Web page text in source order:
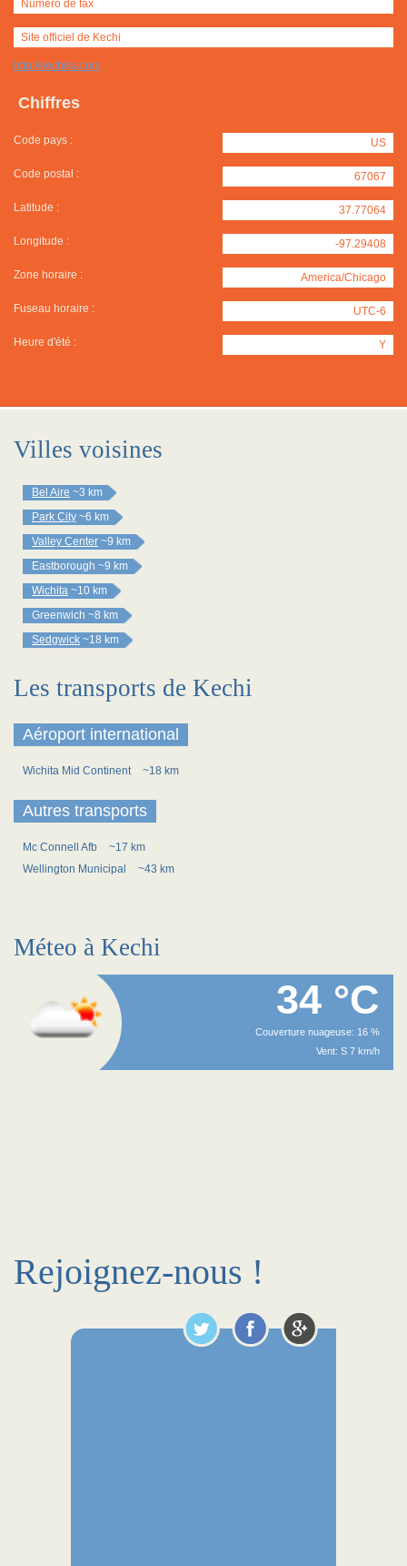
Numéro de fax
Site officiel de Kechi
http://kechiks.com
Chiffres
Code pays : US
Code postal : 67067
Latitude : 37.77064
Longitude : -97.29408
Zone horaire : America/Chicago
Fuseau horaire : UTC-6
Heure d'été : Y
Villes voisines
Bel Aire ~3 km
Park City ~6 km
Valley Center ~9 km
Eastborough ~9 km
Wichita ~10 km
Greenwich ~8 km
Sedgwick ~18 km
Les transports de Kechi
Aéroport international
Wichita Mid Continent ~18 km
Autres transports
Mc Connell Afb
~17 km
Wellington Municipal
~43 km
Méteo à Kechi
34 °C
Couverture nuageuse: 16 %
Vent: S 7 km/h
Rejoignez-nous !